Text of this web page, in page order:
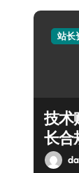
站长
技术
长合
技破